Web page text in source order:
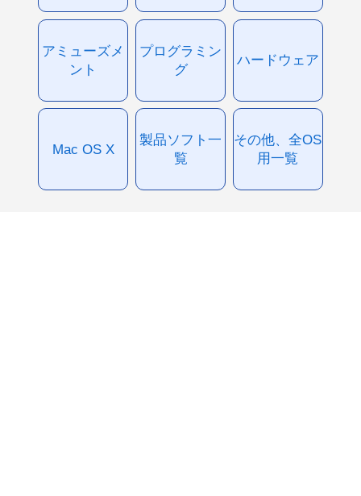
アミューズメ
ント
プログラミン
グ
ハードウェア
Mac OS X
製品ソフト一
覧
その他、全OS
用一覧